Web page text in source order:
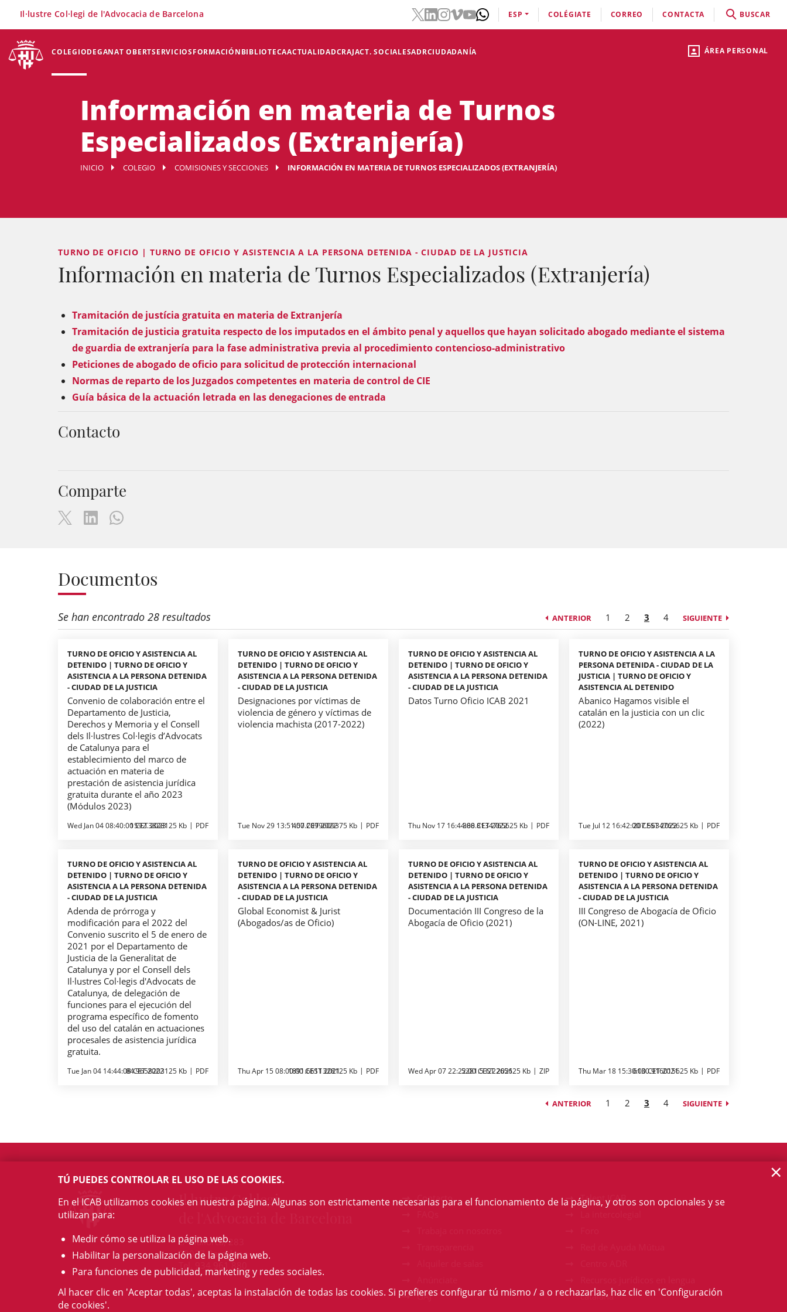
ÁREA PERSONAL
COLEGIODEGANAT OBERTSERVICIOSFORMACIÓNBIBLIOTECAACTUALIDADCRAJACT. SOCIALESADRCIUDADANÍA
Il·lustre Col·legi de l'Advocacia de Barcelona ESP COLÉGIATE CORREO CONTACTA BUSCAR
Información en materia de Turnos
Especializados (Extranjería)
INICIO COLEGIO COMISIONES Y SECCIONES INFORMACIÓN EN MATERIA DE TURNOS ESPECIALIZADOS (EXTRANJERÍA)
TURNO DE OFICIO | TURNO DE OFICIO Y ASISTENCIA A LA PERSONA DETENIDA - CIUDAD DE LA JUSTICIA
Información en materia de Turnos Especializados (Extranjería)
Tramitación de justícia gratuita en materia de Extranjería
Tramitación de justicia gratuita respecto de los imputados en el ámbito penal y aquellos que hayan solicitado abogado mediante el sistema
de guardia de extranjería para la fase administrativa previa al procedimiento contencioso-administrativo
Peticiones de abogado de oficio para solicitud de protección internacional
Normas de reparto de los Juzgados competentes en materia de control de CIE
Guía básica de la actuación letrada en las denegaciones de entrada
Contacto
Comparte
Documentos
Se han encontrado 28 resultados ANTERIOR 1 2 3 4 SIGUIENTE
TURNO DE OFICIO Y ASISTENCIA AL
DETENIDO | TURNO DE OFICIO Y
ASISTENCIA A LA PERSONA DETENIDA
- CIUDAD DE LA JUSTICIA
Convenio de colaboración entre el
Departamento de Justicia,
Derechos y Memoria y el Consell
dels Il·lustres Col·legis d’Advocats
de Catalunya para el
establecimiento del marco de
actuación en materia de
prestación de asistencia jurídica
gratuita durante el año 2023
(Módulos 2023)
Wed Jan 04 08:40:00 CET 2023
1592.3828125 Kb PDF
TURNO DE OFICIO Y ASISTENCIA AL
DETENIDO | TURNO DE OFICIO Y
ASISTENCIA A LA PERSONA DETENIDA
- CIUDAD DE LA JUSTICIA
Designaciones por víctimas de
violencia de género y víctimas de
violencia machista (2017-2022)
Tue Nov 29 13:51:00 CET 2022
457.2099609375 Kb PDF
TURNO DE OFICIO Y ASISTENCIA AL
DETENIDO | TURNO DE OFICIO Y
ASISTENCIA A LA PERSONA DETENIDA
- CIUDAD DE LA JUSTICIA
Datos Turno Oficio ICAB 2021
Thu Nov 17 16:44:00 CET 2022
388.8134765625 Kb PDF
TURNO DE OFICIO Y ASISTENCIA A LA
PERSONA DETENIDA - CIUDAD DE LA
JUSTICIA | TURNO DE OFICIO Y
ASISTENCIA AL DETENIDO
Abanico Hagamos visible el
catalán en la justicia con un clic
(2022)
Tue Jul 12 16:42:00 CEST 2022
207.5634765625 Kb PDF
TURNO DE OFICIO Y ASISTENCIA AL
DETENIDO | TURNO DE OFICIO Y
ASISTENCIA A LA PERSONA DETENIDA
- CIUDAD DE LA JUSTICIA
Adenda de prórroga y
modificación para el 2022 del
Convenio suscrito el 5 de enero de
2021 por el Departamento de
Justicia de la Generalitat de
Catalunya y por el Consell dels
Il·lustres Col·legis d'Advocats de
Catalunya, de delegación de
funciones para el ejecución del
programa específico de fomento
del uso del catalán en actuaciones
procesales de asistencia jurídica
gratuita.
Tue Jan 04 14:44:08 CET 2022
84.9658203125 Kb PDF
TURNO DE OFICIO Y ASISTENCIA AL
DETENIDO | TURNO DE OFICIO Y
ASISTENCIA A LA PERSONA DETENIDA
- CIUDAD DE LA JUSTICIA
Global Economist & Jurist
(Abogados/as de Oficio)
Thu Apr 15 08:00:00 CEST 2021
1891.6611328125 Kb PDF
TURNO DE OFICIO Y ASISTENCIA AL
DETENIDO | TURNO DE OFICIO Y
ASISTENCIA A LA PERSONA DETENIDA
- CIUDAD DE LA JUSTICIA
Documentación III Congreso de la
Abogacía de Oficio (2021)
Wed Apr 07 22:22:00 CEST 2021
5281.5322265625 Kb ZIP
TURNO DE OFICIO Y ASISTENCIA AL
DETENIDO | TURNO DE OFICIO Y
ASISTENCIA A LA PERSONA DETENIDA
- CIUDAD DE LA JUSTICIA
III Congreso de Abogacía de Oficio
(ON-LINE, 2021)
Thu Mar 18 15:30:00 CET 2021
6130.916015625 Kb PDF
ANTERIOR 1 2 3 4 SIGUIENTE
Il·lustre Col·legi
c/ Mallorca, 283
08037 Barcelona
Tel. 934 961 880
Contacto
GAJ
Talent ICAB
catalana
TÚ PUEDES CONTROLAR EL USO DE LAS COOKIES.
En el ICAB utilizamos cookies en nuestra página. Algunas son estrictamente necesarias para el funcionamiento de la página, y otros son opcionales y se
utilizan para:
Medir cómo se utiliza la página web.
Habilitar la personalización de la página web.
Para funciones de publicidad, marketing y redes sociales.
Al hacer clic en 'Aceptar todas', aceptas la instalación de todas las cookies. Si prefieres configurar tú mismo / a o rechazarlas, haz clic en 'Configuración
de cookies'.
×